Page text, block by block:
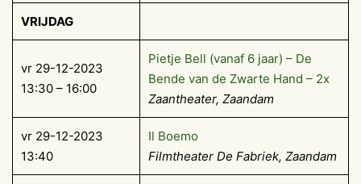
VRIJDAG
vr 29-12-2023
13:30 – 16:00
Pietje Bell (vanaf 6 jaar) – De
Bende van de Zwarte Hand – 2x
Zaantheater, Zaandam
vr 29-12-2023
13:40
Il Boemo
Filmtheater De Fabriek, Zaandam